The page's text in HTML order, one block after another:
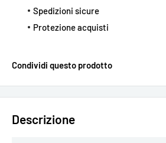
Spedizioni sicure
Protezione acquisti
Condividi questo prodotto
Descrizione